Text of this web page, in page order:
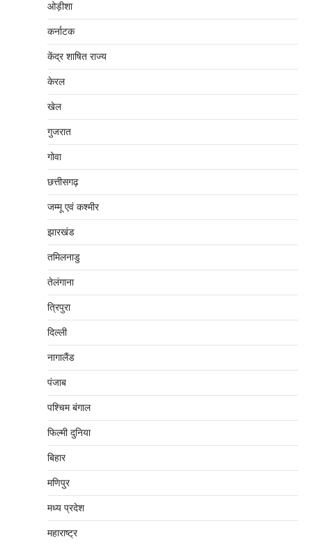
ओड़ीशा
कर्नाटक
केंद्र शाषित राज्य
केरल
खेल
गुजरात
गोवा
छत्तीसगढ़
जम्‍मू एवं कश्‍मीर
झारखंड
तमिलनाडु
तेलंगाना
त्रिपुरा
दिल्‍ली
नागालैंड
पंजाब
पश्चिम बंगाल
फिल्मी दुनिया
बिहार
मणिपुर
मध्‍य प्रदेश
महाराष्‍ट्र